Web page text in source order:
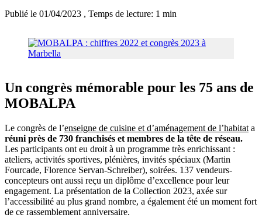
Publié le 01/04/2023 , Temps de lecture: 1 min
Un congrès mémorable pour les 75 ans de
MOBALPA
Le congrès de l’enseigne de cuisine et d’aménagement de l’habitat a
réuni près de 730 franchisés et membres de la tête de réseau.
Les participants ont eu droit à un programme très enrichissant :
ateliers, activités sportives, plénières, invités spéciaux (Martin
Fourcade, Florence Servan-Schreiber), soirées. 137 vendeurs-
concepteurs ont aussi reçu un diplôme d’excellence pour leur
engagement. La présentation de la Collection 2023, axée sur
l’accessibilité au plus grand nombre, a également été un moment fort
de ce rassemblement anniversaire.